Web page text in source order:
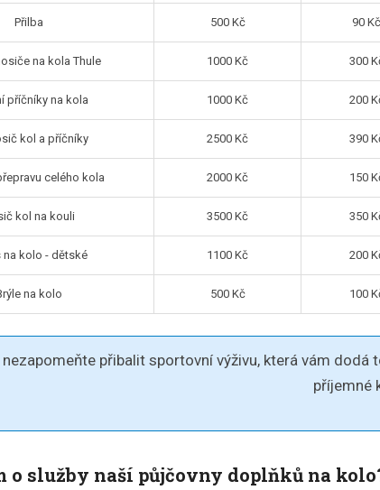
Přilba 500 Kč 90 Kč
na kola Thule 1000 Kč 300
příčníky na kola 1000 Kč 200
kol a příčníky 2500 Kč 390
celého kola 2000 Kč 150
kol na kouli 3500 Kč 350
na kolo - dětské 1100 Kč 200
na kolo 500 Kč 100
přibalit sportovní výživu, která vám
příjemné
o služby naší půjčovny doplňků na